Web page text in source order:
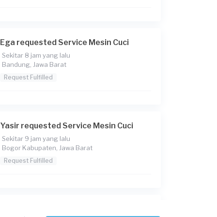
Ega requested Service Mesin Cuci
Sekitar 8 jam yang lalu
Bandung, Jawa Barat
Request Fulfilled
Yasir requested Service Mesin Cuci
Sekitar 9 jam yang lalu
Bogor Kabupaten, Jawa Barat
Request Fulfilled